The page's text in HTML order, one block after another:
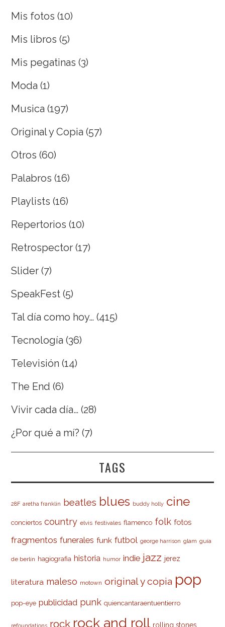
Mis fotos (10)
Mis libros (5)
Mis pegatinas (3)
Moda (1)
Musica (197)
Original y Copia (57)
Otros (60)
Palabros (16)
Playlists (16)
Repertorios (10)
Retrospector (17)
Slider (7)
SpeakFest (5)
Tal día como hoy… (415)
Tecnología (36)
Televisión (14)
The End (6)
Vivir cada día… (28)
¿Por qué a mí? (7)
TAGS
28F aretha franklin beatles blues buddy holly cine
conciertos country elvis festivales flamenco folk fotos
fragmentos funerales funk futbol george harrison glam guía
de berlín hagiografia historia humor indie jazz jerez
literatura maleso motown original y copia pop
pop-eye publicidad punk quiencantaraentuentierro
refoundations rock rock and roll rolling stones